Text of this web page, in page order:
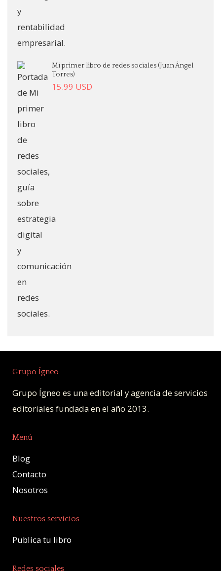
Mi primer libro de redes sociales (Juan Ángel
Torres)
15.99 USD
Grupo Ígneo
Grupo Ígneo es una editorial y agencia de servicios
editoriales fundada en el año 2013.
Menú
Blog
Contacto
Nosotros
Nuestros servicios
Publica tu libro
Redes sociales